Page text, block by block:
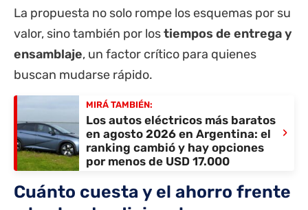
La propuesta no solo rompe los esquemas por su
valor, sino también por lostiempos de entrega y
ensamblaje, un factor crítico para quienes
buscan mudarse rápido.
MIRÁ TAMBIÉN:
Los autos eléctricos más baratos
en agosto 2026 en Argentina: el
ranking cambió y hay opciones
por menos de USD 17.000
›
Cuánto cuesta y el ahorro frente